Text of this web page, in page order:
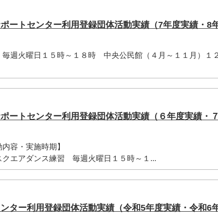
ートセンター利用登録団体活動実績（7年度実績・8
毎週火曜日１５時～１８時 中央公民館（４月～１１月）１
ートセンター利用登録団体活動実績（６年度実績・
容・実施時期】
エアダンス練習 毎週火曜日１５時～１...
ター利用登録団体活動実績（令和5年度実績・令和6